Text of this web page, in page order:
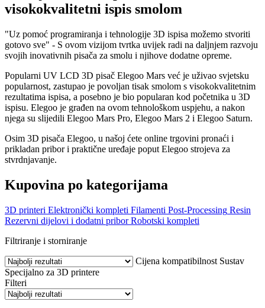
visokokvalitetni ispis smolom
"Uz pomoć programiranja i tehnologije 3D ispisa možemo stvoriti
gotovo sve" - S ovom vizijom tvrtka uvijek radi na daljnjem razvoju
svojih inovativnih pisača za smolu i njihove dodatne opreme.
Popularni UV LCD 3D pisač Elegoo Mars već je uživao svjetsku
popularnost, zastupao je povoljan tisak smolom s visokokvalitetnim
rezultatima ispisa, a posebno je bio popularan kod početnika u 3D
ispisu. Elegoo je građen na ovom tehnološkom uspjehu, a nakon
njega su slijedili Elegoo Mars Pro, Elegoo Mars 2 i Elegoo Saturn.
Osim 3D pisača Elegoo, u našoj ćete online trgovini pronaći i
prikladan pribor i praktične uređaje poput Elegoo strojeva za
stvrdnjavanje.
Kupovina po kategorijama
3D printeri Elektronički kompleti Filamenti Post-Processing Resin
Rezervni dijelovi i dodatni pribor Robotski kompleti
Filtriranje i storniranje
Cijena kompatibilnost Sustav
Specijalno za 3D printere
Filteri